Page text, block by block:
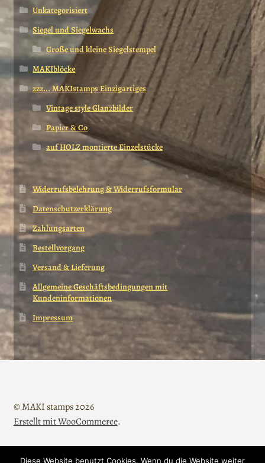
Unkategorisiert
Siegel und Siegelwachs
Große und kleine Siegelstempel
MAKIblöcke
zzz... MAKIstamps Einzigartiges
Vintage style Glanzbilder
Papier & Co
auf HOLZ montierte Einzelstücke
Widerrufsbelehrung & Widerrufsformular
Datenschutzerklärung
Zahlungsarten
Bestellvorgang
Versand & Lieferung
Allgemeine Geschäftsbedingungen mit
Kundeninformationen
Impressum
© MAKI stamps 2026
Erstellt mit WooCommerce.
Diese Website benutzt Cookies. Wenn du die Website weiter